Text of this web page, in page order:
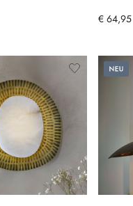
€ 64,95
Neu